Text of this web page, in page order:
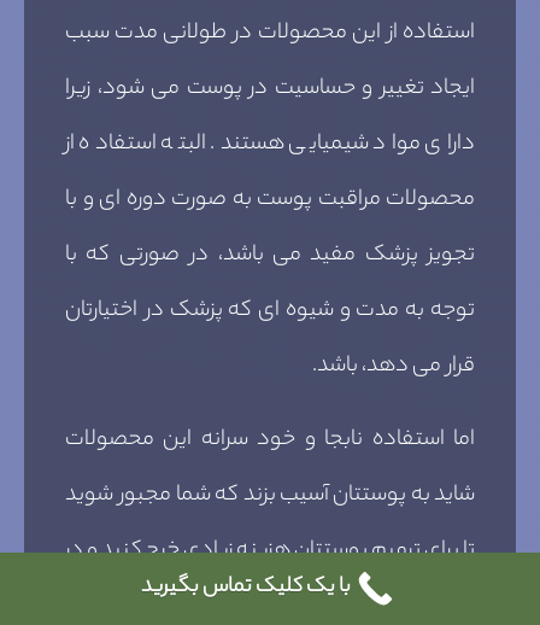
استفاده از این محصولات در طولانی مدت سبب
ایجاد تغییر و حساسیت در پوست می شود، زیرا
دارای مواد شیمیایی هستند. البته استفاده از
محصولات مراقبت پوست به صورت دوره ای و با
تجویز پزشک مفید می باشد، در صورتی که با
توجه به مدت و شیوه ای که پزشک در اختیارتان
قرار می دهد، باشد.
اما استفاده نابجا و خود سرانه این محصولات
شاید به پوستتان آسیب بزند که شما مجبور شوید
تا برای ترمیم پوستتان هزینه زیادی خرج کنید و در
موارد حادتر پژوهش ها نشان داده که شاید
با یک کلیک تماس بگیرید